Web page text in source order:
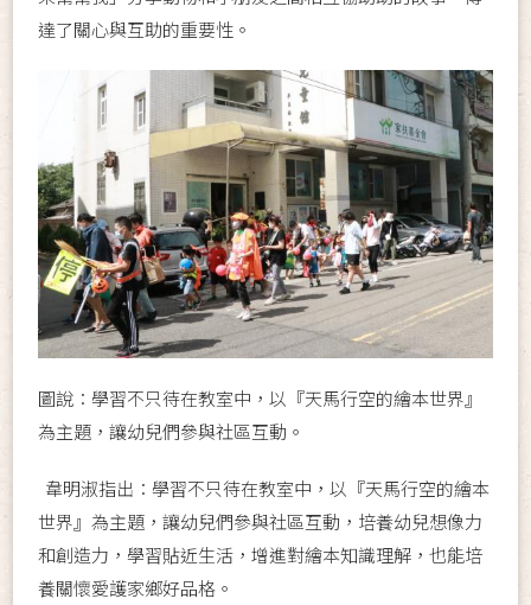
達了關心與互助的重要性。
圖說：學習不只待在教室中，以『天馬行空的繪本世界』
為主題，讓幼兒們參與社區互動。
韋明淑指出：學習不只待在教室中，以『天馬行空的繪本
世界』為主題，讓幼兒們參與社區互動，培養幼兒想像力
和創造力，學習貼近生活，增進對繪本知識理解，也能培
養關懷愛護家鄉好品格。